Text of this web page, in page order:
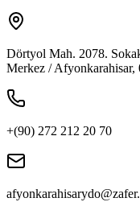
Dörtyol Mah. 2078.
Merkez /
+(90) 272 212 20 70